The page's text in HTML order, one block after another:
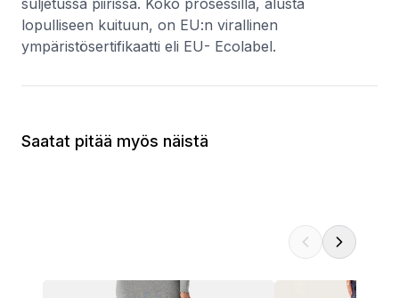
suljetussa piirissä. Koko prosessilla, alusta
lopulliseen kuituun, on EU:n virallinen
ympäristösertifikaatti eli EU- Ecolabel.
Saatat pitää myös näistä